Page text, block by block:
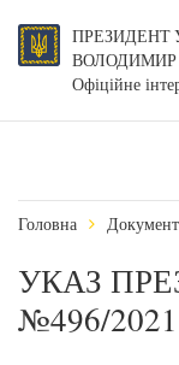
ПРЕЗИДЕНТ
ВОЛОДИМИР
Офіційне
Головна
УКАЗ
№496/2021